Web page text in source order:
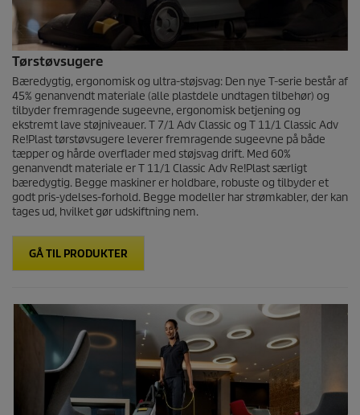
Tørstøvsugere
Bæredygtig, ergonomisk og ultra-støjsvag: Den nye T-serie består af
45% genanvendt materiale (alle plastdele undtagen tilbehør) og
tilbyder fremragende sugeevne, ergonomisk betjening og
ekstremt lave støjniveauer. T 7/1 Adv Classic og T 11/1 Classic Adv
Re!Plast tørstøvsugere leverer fremragende sugeevne på både
tæpper og hårde overflader med støjsvag drift. Med 60%
genanvendt materiale er T 11/1 Classic Adv Re!Plast særligt
bæredygtig. Begge maskiner er holdbare, robuste og tilbyder et
godt pris-ydelses-forhold. Begge modeller har strømkabler, der kan
tages ud, hvilket gør udskiftning nem.
GÅ TIL PRODUKTER